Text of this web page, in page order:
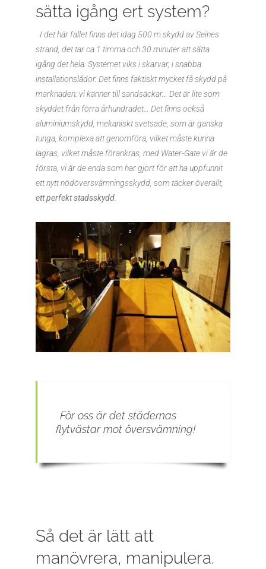
sätta igång ert system?
I det här fallet finns det idag 500 m skydd av Seines
strand, det tar ca 1 timma och 30 minuter att sätta
igång det hela. Systemet viks i skarvar, i snabba
installationslådor. Det finns faktiskt mycket få skydd på
marknaden: vi känner till sandsäckar… Det är lite som
skyddet från förra århundradet… Det finns också
aluminiumskydd, mekaniskt svetsade, som är ganska
tunga, komplexa att genomföra, vilket måste kunna
lagras, vilket måste förankras, med Water-Gate vi är de
första, vi är de enda som har gjort för att ha uppfunnit
ett nytt nödöversvämningsskydd, som täcker överallt,
ett perfekt stadsskydd
För oss är det städernas
flytvästar mot översvämning!
Så det är lätt att
manövrera, manipulera.